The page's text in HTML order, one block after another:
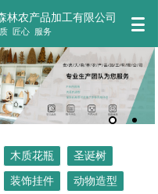
林农产品加工有限公司
匠心 服务
木质花瓶
圣诞树
装饰挂件
动物造型